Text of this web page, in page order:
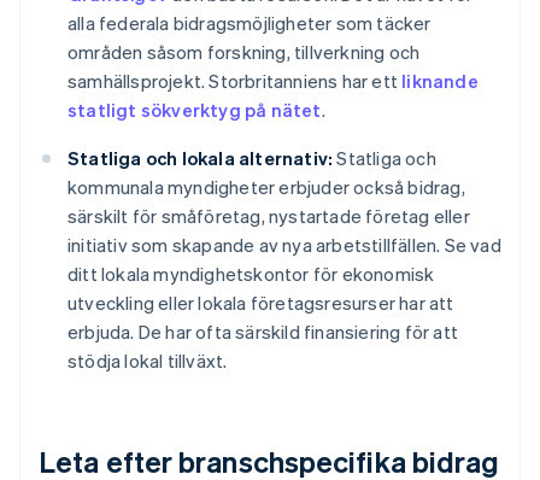
alla federala bidragsmöjligheter som täcker
områden såsom forskning, tillverkning och
samhällsprojekt. Storbritanniens har ett liknande
statligt sökverktyg på nätet.
Statliga och lokala alternativ: Statliga och
kommunala myndigheter erbjuder också bidrag,
särskilt för småföretag, nystartade företag eller
initiativ som skapande av nya arbetstillfällen. Se vad
ditt lokala myndighetskontor för ekonomisk
utveckling eller lokala företagsresurser har att
erbjuda. De har ofta särskild finansiering för att
stödja lokal tillväxt.
Leta efter branschspecifika bidrag